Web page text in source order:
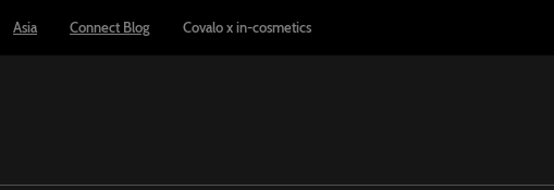
Asia Connect Blog Covalo x in-cosmetics